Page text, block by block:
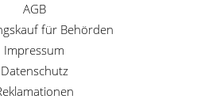
AGB
für Behörden
Impressum
Datenschutz